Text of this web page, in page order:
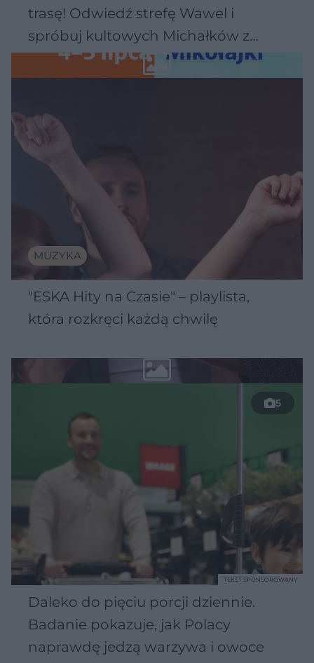
trasę! Odwiedź strefę Wawel i
spróbuj kultowych Michałków z
Wawelu
MUZYKA
"ESKA Hity na Czasie" – playlista,
która rozkręci każdą chwilę
5
Daleko do pięciu porcji dziennie.
Badanie pokazuje, jak Polacy
naprawdę jedzą warzywa i owoce
TEKST SPONSOROWANY